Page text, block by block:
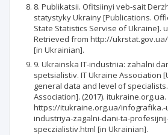
8. Publikatsii. Ofitsiinyi veb-sait
statystyky Ukrainy [Publications.
State Statistics Servise of Ukraine].
Retrieved from http://
[in Ukrainian].
9. Ukrainska IT-industriia: zahalni
spetsialistiv. IT Ukraine Association
general data and level of
Association]. (2017).
https://itukraine.org.ua/іnfografіka.-
іndustrіya-zagalnі-danі-ta-
speczіalіstіv.html [in Ukrainian].